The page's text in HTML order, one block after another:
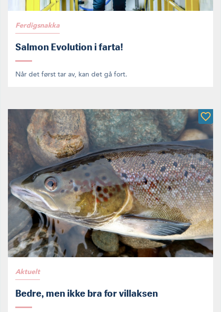
Ferdigsnakka
Salmon Evolution i farta!
Når det først tar av, kan det gå fort.
Aktuelt
Bedre, men ikke bra for villaksen